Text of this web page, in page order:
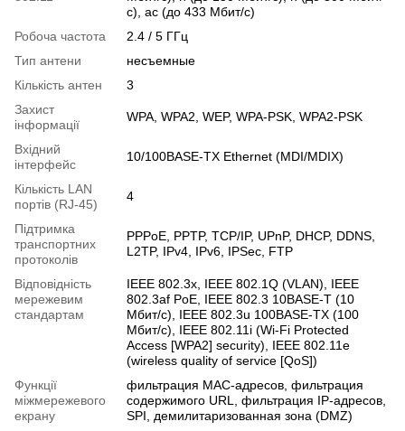
с), ac (до 433 Мбит/с)
Робоча частота
2.4 / 5 ГГц
Тип антени
несъемные
Кількість антен
3
Захист
інформації
WPA, WPA2, WEP, WPA-PSK, WPA2-PSK
Вхідний
інтерфейс
10/100BASE-TX Ethernet (MDI/MDIX)
Кількість LAN
портів (RJ-45)
4
Підтримка
транспортних
протоколів
PPPoE, PPTP, TCP/IP, UPnP, DHCP, DDNS,
L2TP, IPv4, IPv6, IPSec, FTP
Відповідність
мережевим
стандартам
IEEE 802.3x, IEEE 802.1Q (VLAN), IEEE
802.3af PoE, IEEE 802.3 10BASE-T (10
Мбит/с), IEEE 802.3u 100BASE-TX (100
Мбит/с), IEEE 802.11i (Wi-Fi Protected
Access [WPA2] security), IEEE 802.11e
(wireless quality of service [QoS])
Функції
міжмережевого
екрану
фильтрация MAC-адресов, фильтрация
содержимого URL, фильтрация IP-адресов,
SPI, демилитаризованная зона (DMZ)